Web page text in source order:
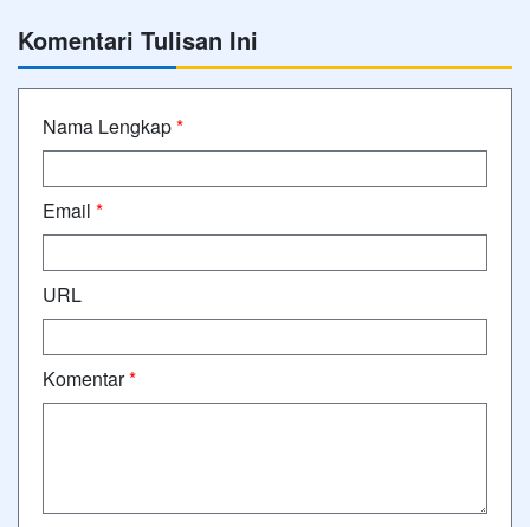
Komentari Tulisan Ini
Nama Lengkap*
Email *
URL
Komentar*